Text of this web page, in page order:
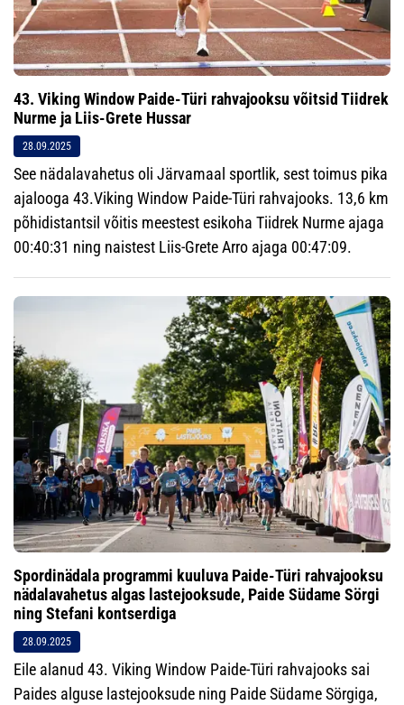
43. Viking Window Paide-Türi rahvajooksu võitsid Tiidrek
Nurme ja Liis-Grete Hussar
28.09.2025
See nädalavahetus oli Järvamaal sportlik, sest toimus pika
ajalooga 43.Viking Window Paide-Türi rahvajooks. 13,6 km
põhidistantsil võitis meestest esikoha Tiidrek Nurme ajaga
00:40:31 ning naistest Liis-Grete Arro ajaga 00:47:09.
Spordinädala programmi kuuluva Paide-Türi rahvajooksu
nädalavahetus algas lastejooksude, Paide Südame Sörgi
ning Stefani kontserdiga
28.09.2025
Eile alanud 43. Viking Window Paide-Türi rahvajooks sai
Paides alguse lastejooksude ning Paide Südame Sörgiga,